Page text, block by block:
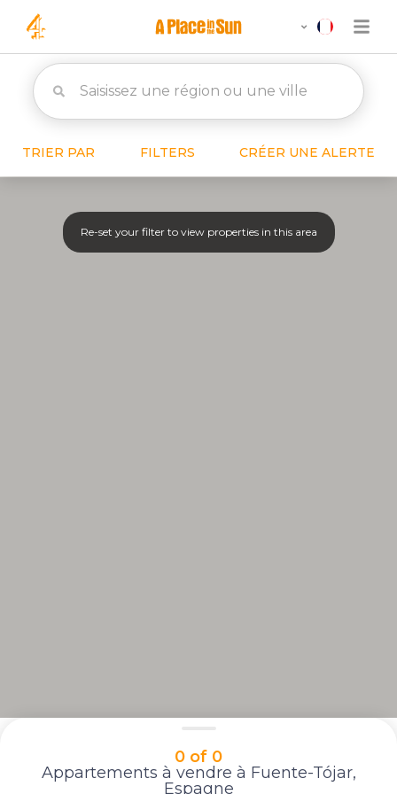
TRIER PAR FILTERS CRÉER UNE ALERTE
Re-set your filter to view properties in this area
0 of 0
Appartements à vendre à Fuente-Tójar,
Espagne